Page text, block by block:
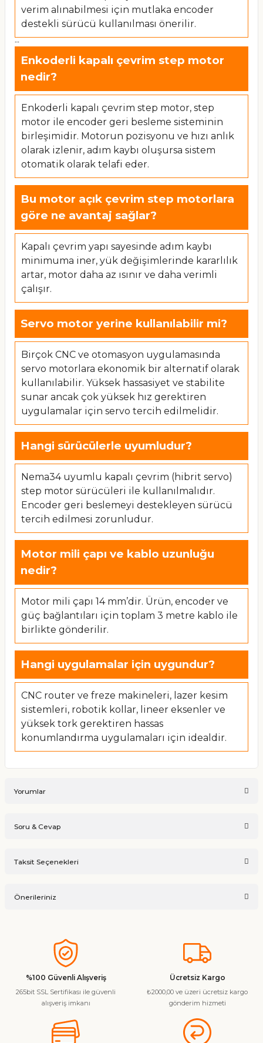
verim alınabilmesi için mutlaka encoder
destekli sürücü kullanılması önerilir.
--
Enkoderli kapalı çevrim step motor
nedir?
Enkoderli kapalı çevrim step motor, step
motor ile encoder geri besleme sisteminin
birleşimidir. Motorun pozisyonu ve hızı anlık
olarak izlenir, adım kaybı oluşursa sistem
otomatik olarak telafi eder.
Bu motor açık çevrim step motorlara
göre ne avantaj sağlar?
Kapalı çevrim yapı sayesinde adım kaybı
minimuma iner, yük değişimlerinde kararlılık
artar, motor daha az ısınır ve daha verimli
çalışır.
Servo motor yerine kullanılabilir mi?
Birçok CNC ve otomasyon uygulamasında
servo motorlara ekonomik bir alternatif olarak
kullanılabilir. Yüksek hassasiyet ve stabilite
sunar ancak çok yüksek hız gerektiren
uygulamalar için servo tercih edilmelidir.
Hangi sürücülerle uyumludur?
Nema34 uyumlu kapalı çevrim (hibrit servo)
step motor sürücüleri ile kullanılmalıdır.
Encoder geri beslemeyi destekleyen sürücü
tercih edilmesi zorunludur.
Motor mili çapı ve kablo uzunluğu
nedir?
Motor mili çapı 14 mm’dir. Ürün, encoder ve
güç bağlantıları için toplam 3 metre kablo ile
birlikte gönderilir.
Hangi uygulamalar için uygundur?
CNC router ve freze makineleri, lazer kesim
sistemleri, robotik kollar, lineer eksenler ve
yüksek tork gerektiren hassas
konumlandırma uygulamaları için idealdir.
Yorumlar
Soru & Cevap
Taksit Seçenekleri
Önerileriniz
konularda yetersiz gördüğünüz noktaları öneri formunu
kullanarak tarafımıza iletebilirsiniz.
Görüş ve önerileriniz için teşekkür ederiz.
Ürün resmi kalitesiz, bozuk veya görüntülenemiyor.
Ürün bilgilerinde hatalar bulunuyor.
%100 Güvenli Alışveriş
265bit SSL Sertifikası ile güvenli
alışveriş imkanı
Ücretsiz Kargo
₺2000,00 ve üzeri ücretsiz kargo
gönderim hizmeti